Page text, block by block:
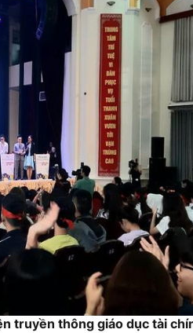
truyền thông giáo dục tài